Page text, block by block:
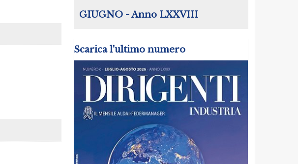
GIUGNO - Anno LXXVIII
Scarica l'ultimo numero